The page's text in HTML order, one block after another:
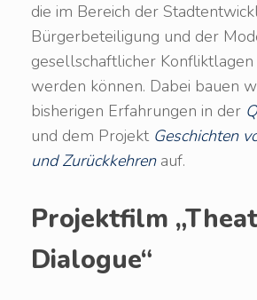
die im Bereich der
Bürgerbeteiligung und der
gesellschaftlicher
werden können. Dabei bauen
bisherigen Erfahrungen in der
und dem Projekt Geschichten
und Zurückkehrenauf.
Projektfilm
Dialogue“